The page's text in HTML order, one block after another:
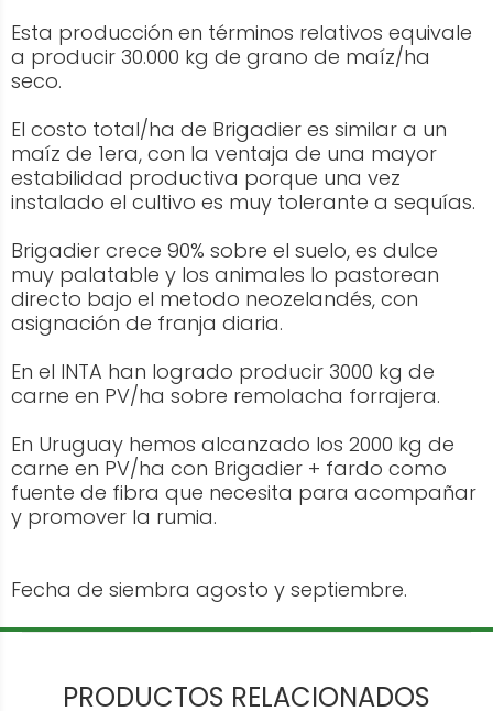
Esta producción en términos relativos equivale
a producir 30.000 kg de grano de maíz/ha
seco.
El costo total/ha de Brigadier es similar a un
maíz de 1era, con la ventaja de una mayor
estabilidad productiva porque una vez
instalado el cultivo es muy tolerante a sequías.
Brigadier crece 90% sobre el suelo, es dulce
muy palatable y los animales lo pastorean
directo bajo el metodo neozelandés, con
asignación de franja diaria.
En el INTA han logrado producir 3000 kg de
carne en PV/ha sobre remolacha forrajera.
En Uruguay hemos alcanzado los 2000 kg de
carne en PV/ha con Brigadier + fardo como
fuente de fibra que necesita para acompañar
y promover la rumia.
Fecha de siembra agosto y septiembre.
PRODUCTOS RELACIONADOS